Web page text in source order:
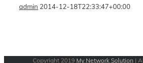
admin 2014-12-18T22:33:47+00:00
Copyright 2019 My Network Solution |